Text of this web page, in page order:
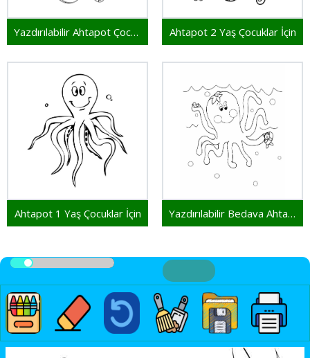
Yazdırılabilir Ahtapot Çocuklar İçin Ahtapot 2 Yaş Çocuklar İçin
Ahtapot 1 Yaş Çocuklar İçin Yazdırılabilir Bedava Ahtapot